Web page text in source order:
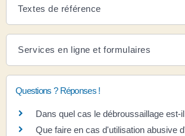
Textes de référence
Services en ligne et formulaires
Questions ? Réponses !
Dans quel cas le débroussaillage est-
Que faire en cas d'utilisation abusive